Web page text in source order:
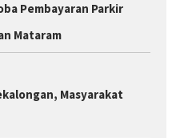
Pembayaran Parkir
Mataram
Masyarakat